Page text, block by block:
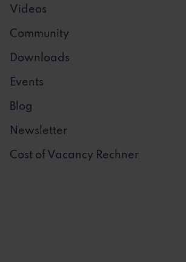
Videos
Community
Downloads
Events
Blog
Newsletter
Cost of Vacancy Rechner